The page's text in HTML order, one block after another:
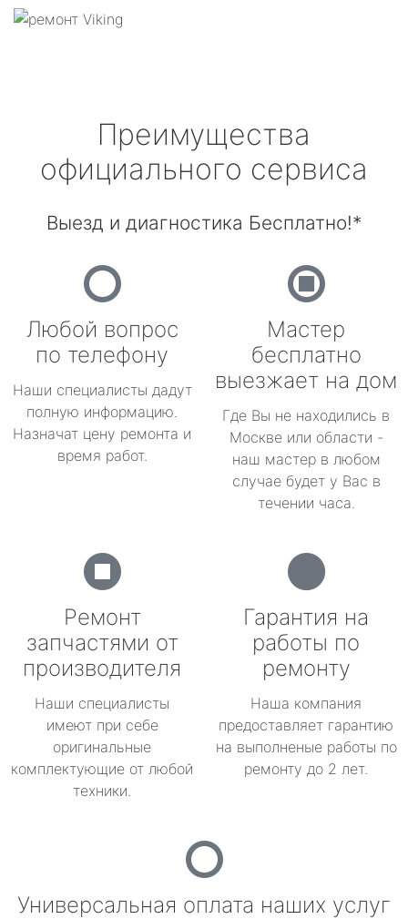
Преимущества
официального сервиса
Выезд и диагностика Бесплатно!*
Любой вопрос
по телефону
Наши специалисты дадут
полную информацию.
Назначат цену ремонта и
время работ.
Мастер
бесплатно
выезжает на дом
Где Вы не находились в
Москве или области -
наш мастер в любом
случае будет у Вас в
течении часа.
Ремонт
запчастями от
производителя
Наши специалисты
имеют при себе
оригинальные
комплектующие от любой
техники.
Гарантия на
работы по
ремонту
Наша компания
предоставляет гарантию
на выполненые работы по
ремонту до 2 лет.
Универсальная оплата наших услуг